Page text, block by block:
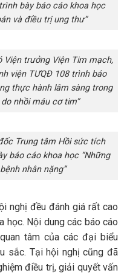
bày báo cáo khoa học
và điều trị ung thư”
Viện trưởng Viện Tim mạch,
viện TƯQĐ 108 trình báo
thực hành lâm sàng trong
nhồi máu cơ tim”
Trung tâm Hồi sức tích
báo cáo khoa học “Những
nhân nặng”
nghị đều đánh giá rất cao
học. Nội dung các báo cáo
tâm của các đại biểu
sắc. Tại hội nghị cũng đã
điều trị, giải quyết vấn